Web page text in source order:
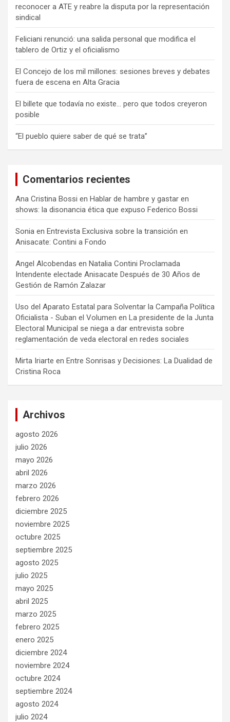
reconocer a ATE y reabre la disputa por la representación
sindical
Feliciani renunció: una salida personal que modifica el
tablero de Ortiz y el oficialismo
El Concejo de los mil millones: sesiones breves y debates
fuera de escena en Alta Gracia
El billete que todavía no existe… pero que todos creyeron
posible
“El pueblo quiere saber de qué se trata”
Comentarios recientes
Ana Cristina Bossi en Hablar de hambre y gastar en
shows: la disonancia ética que expuso Federico Bossi
Sonia en Entrevista Exclusiva sobre la transición en
Anisacate: Contini a Fondo
Angel Alcobendas en Natalia Contini Proclamada
Intendente electade Anisacate Después de 30 Años de
Gestión de Ramón Zalazar
Uso del Aparato Estatal para Solventar la Campaña Política
Oficialista - Suban el Volumen en La presidente de la Junta
Electoral Municipal se niega a dar entrevista sobre
reglamentación de veda electoral en redes sociales
Mirta Iriarte en Entre Sonrisas y Decisiones: La Dualidad de
Cristina Roca
Archivos
agosto 2026
julio 2026
mayo 2026
abril 2026
marzo 2026
febrero 2026
diciembre 2025
noviembre 2025
octubre 2025
septiembre 2025
agosto 2025
julio 2025
mayo 2025
abril 2025
marzo 2025
febrero 2025
enero 2025
diciembre 2024
noviembre 2024
octubre 2024
septiembre 2024
agosto 2024
julio 2024